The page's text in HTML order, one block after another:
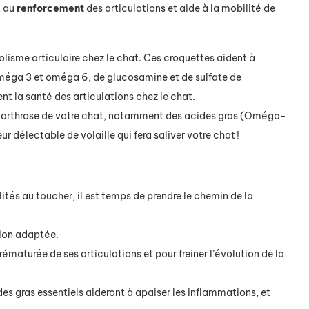
au renforcement des articulations et aide à la mobilité de
articulaire chez le chat. Ces croquettes aident à
3 et oméga 6, de glucosamine et de sulfate de
la santé des articulations chez le chat.
de votre chat, notamment des acides gras (Oméga-
délectable de volaille qui fera saliver votre chat !
au toucher, il est temps de prendre le chemin de la
adaptée.
de ses articulations et pour freiner l’évolution de la
gras essentiels aideront à apaiser les inflammations, et